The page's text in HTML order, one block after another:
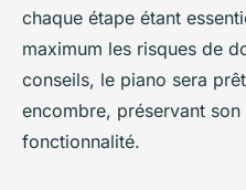
chaque étape étant
maximum les risques de
conseils, le piano sera
encombre, préservant son
fonctionnalité.